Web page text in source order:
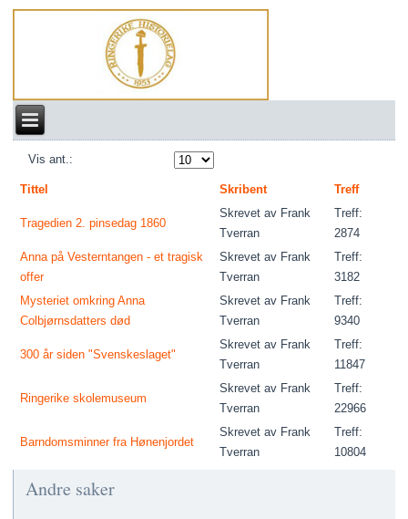
Vis ant.:
Tittel Skribent Treff
Tragedien 2. pinsedag 1860
Skrevet av Frank
Tverran
Treff:
2874
Anna på Vesterntangen - et tragisk
offer
Skrevet av Frank
Tverran
Treff:
3182
Mysteriet omkring Anna
Colbjørnsdatters død
Skrevet av Frank
Tverran
Treff:
9340
300 år siden "Svenskeslaget"
Skrevet av Frank
Tverran
Treff:
11847
Ringerike skolemuseum
Skrevet av Frank
Tverran
Treff:
22966
Barndomsminner fra Hønenjordet
Skrevet av Frank
Tverran
Treff:
10804
Andre saker